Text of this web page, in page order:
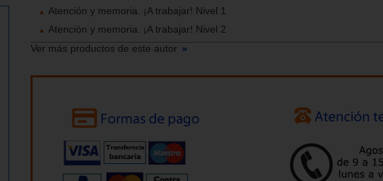
Atención y memoria. ¡A trabajar! Nivel 1
Atención y memoria. ¡A trabajar! Nivel 2
Ver más productos de este autor